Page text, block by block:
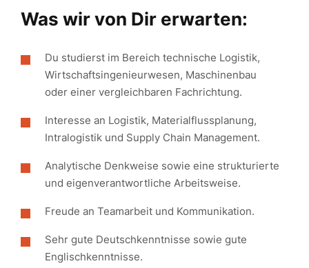
Was wir von Dir erwarten:
Du studierst im Bereich technische Logistik,
Wirtschaftsingenieurwesen, Maschinenbau
oder einer vergleichbaren Fachrichtung.
Interesse an Logistik, Materialflussplanung,
Intralogistik und Supply Chain Management.
Analytische Denkweise sowie eine strukturierte
und eigenverantwortliche Arbeitsweise.
Freude an Teamarbeit und Kommunikation.
Sehr gute Deutschkenntnisse sowie gute
Englischkenntnisse.